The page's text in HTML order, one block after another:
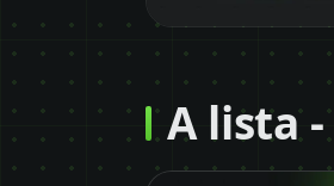
A lista